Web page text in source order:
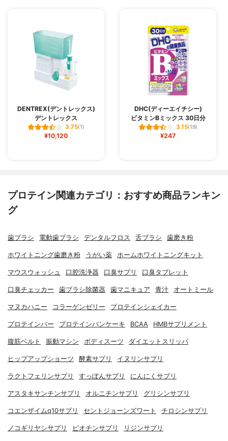
DENTREX(デントレックス)
デントレックス
3.75(1)
¥10,120
DHC(ディーエイチシー)
ビタミンBミックス 30日分
3.15(19)
¥247
プロテイン関連カテゴリ：おすすめ商品ランキン
グ
歯ブラシ 電動歯ブラシ デンタルフロス 舌ブラシ 歯磨き粉
ホワイトニング歯磨き粉 うがい薬 ホームホワイトニングキット
マウスウォッシュ 口腔洗浄器 口臭サプリ 口臭タブレット
口臭チェッカー 歯ブラシ除菌器 歯マニキュア 青汁 オートミール
マヌカハニー コラーゲンゼリー プロテインシェイカー
プロテインバー プロテインパンケーキ BCAA HMBサプリメント
腹筋ベルト 振動マシン ボディスーツ ダイエットスリッパ
ヒップアップショーツ 酵素サプリ イヌリンサプリ
ラクトフェリンサプリ すっぽんサプリ にんにくサプリ
アスタキサンチンサプリ オルニチンサプリ グリシンサプリ
コエンザイムq10サプリ セントジョーンズワート チロシンサプリ
ノコギリヤシサプリ ビオチンサプリ リジンサプリ